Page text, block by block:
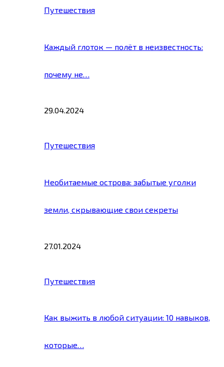
Путешествия
Каждый глоток — полёт в неизвестность:
почему не…
29.04.2024
Путешествия
Необитаемые острова: забытые уголки
земли, скрывающие свои секреты
27.01.2024
Путешествия
Как выжить в любой ситуации: 10 навыков,
которые…